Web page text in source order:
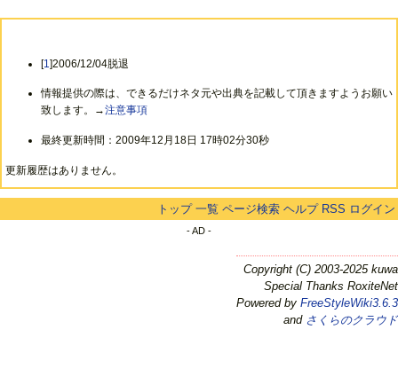
[1 ]2006/12/04脱退
情報提供の際は、できるだけネタ元や出典を記載して頂きますようお願い
致します。→注意事項
最終更新時間：2009年12月18日 17時02分30秒
更新履歴はありません。
トップ 一覧 ページ検索 ヘルプ RSS ログイン
- AD -
Copyright (C) 2003-2025 kuwa
Special Thanks RoxiteNet
Powered by FreeStyleWiki3.6.3
and さくらのクラウド